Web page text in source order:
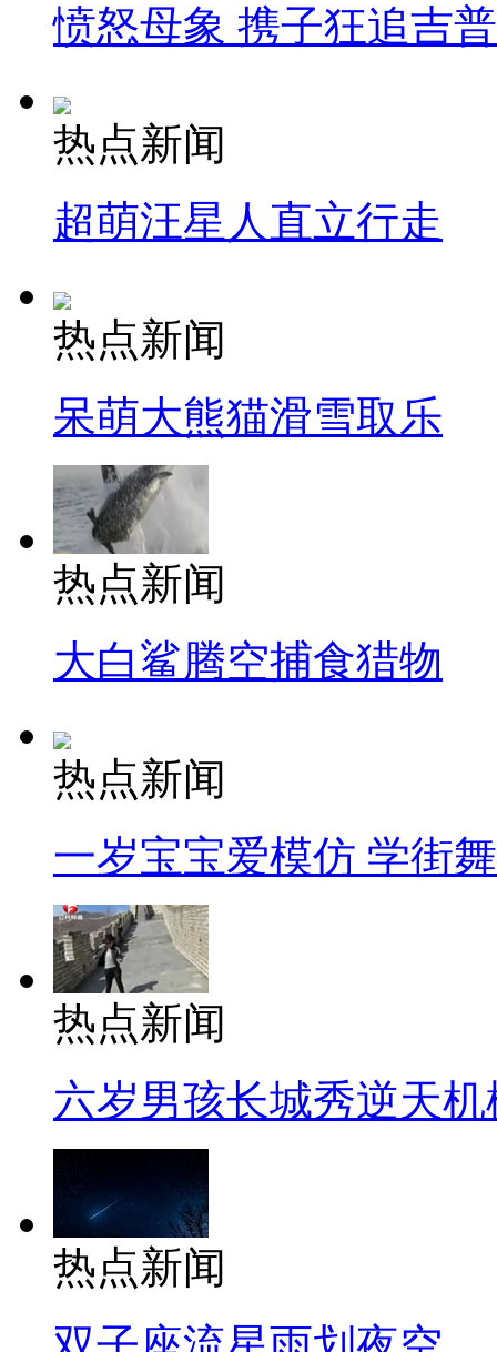
愤怒母象 携子狂追吉
热点新闻
超萌汪星人直立行走
热点新闻
呆萌大熊猫滑雪取乐
热点新闻
大白鲨腾空捕食猎物
热点新闻
一岁宝宝爱模仿 学街
热点新闻
六岁男孩长城秀逆天机
热点新闻